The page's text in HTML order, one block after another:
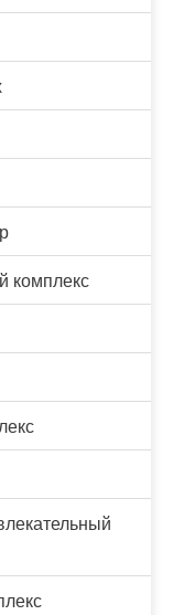
комплекс